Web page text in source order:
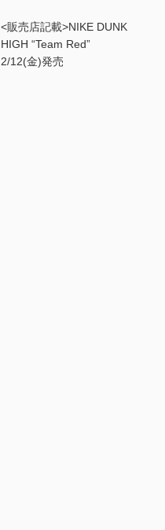
<販売店記載>NIKE DUNK
HIGH “Team Red”
2/12(金)発売